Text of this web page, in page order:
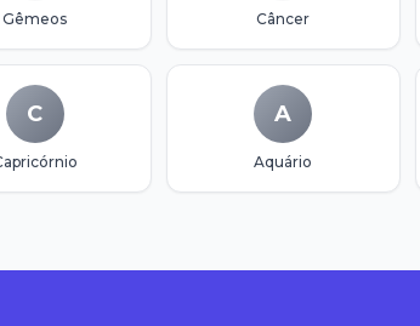
Gêmeos Câncer
C A
Aquário